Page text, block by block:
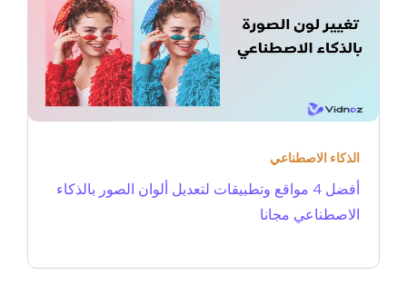
الذكاء الاصطناعي
أفضل 4 مواقع وتطبيقات لتعديل ألوان الصور بالذكاء
الاصطناعي مجانا